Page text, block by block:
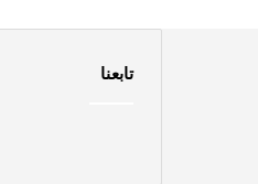
تابعنا